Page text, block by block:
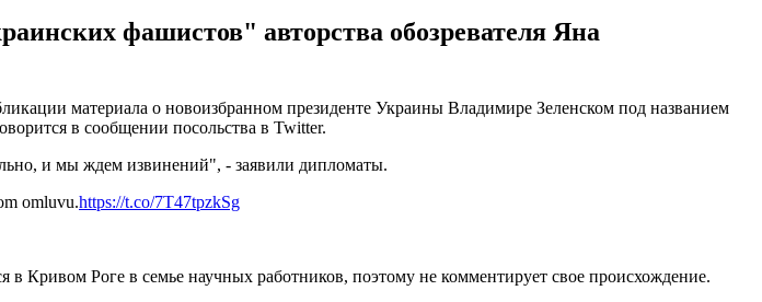
фашистов" авторства обозревателя Яна
материала о новоизбранном президенте Украины Владимире Зеленском под названием
в сообщении посольства в Twitter.
и мы ждем извинений", - заявили дипломаты.
omluvu.https://t.co/7T47tpzkSg
в Кривом Роге в семье научных работников, поэтому не комментирует свое происхождение.